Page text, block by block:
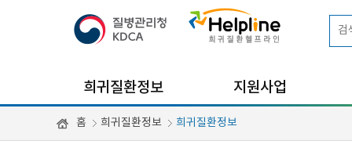
희귀질환정보 지원사업
홈 희귀질환정보 희귀질환정보